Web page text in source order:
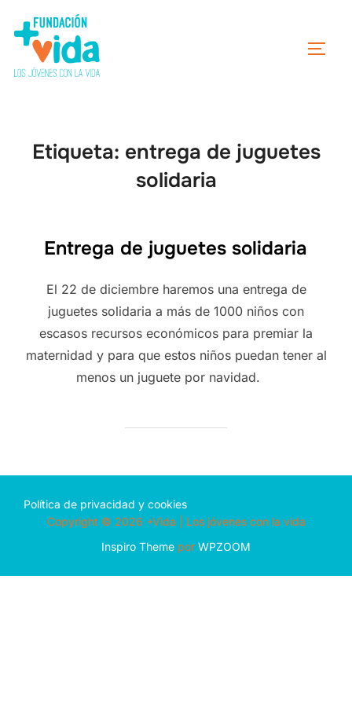
Etiqueta: entrega de juguetes
solidaria
Entrega de juguetes solidaria
El 22 de diciembre haremos una entrega de
juguetes solidaria a más de 1000 niños con
escasos recursos económicos para premiar la
maternidad y para que estos niños puedan tener al
menos un juguete por navidad.
Política de privacidad y cookies
Copyright © 2026 +Vida | Los jóvenes con la vida
Inspiro Theme por WPZOOM